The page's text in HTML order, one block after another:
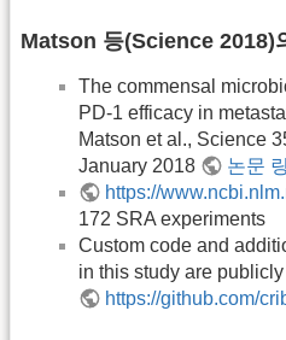
Matson 등(Science 2018)
The commensal
PD-1 efficacy in
Matson et al., Science
January 2018
논문
https://
172 SRA experiments
Custom code and
in this study are
https://github.com/